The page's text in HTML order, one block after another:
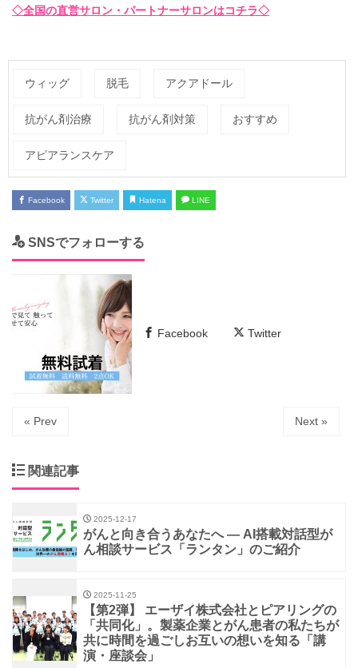
◇全国の直営サロン・パートナーサロンはコチラ◇
ウィッグ 脱毛 アクアドール
抗がん剤治療 抗がん剤対策 おすすめ
アピアランスケア
Facebook Twitter Hatena LINE
SNSでフォローする
Facebook Twitter
« Prev Next »
関連記事
2025-12-17
がんと向き合うあなたへ ― AI搭載対話型が
ん相談サービス「ランタン」のご紹介
2025-11-25
【第2弾】 エーザイ株式会社とピアリングの
「共同化」。製薬企業とがん患者の私たちが
共に時間を過ごしお互いの想いを知る「講
演・座談会」